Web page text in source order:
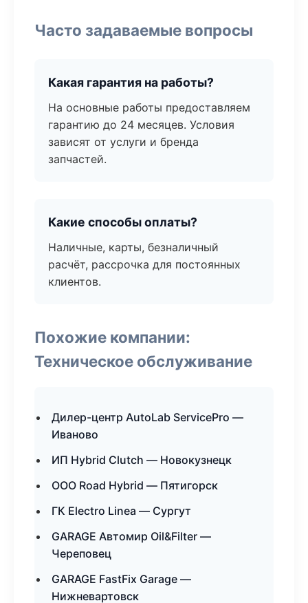
Часто задаваемые вопросы
Какая гарантия на работы?
На основные работы предоставляем
гарантию до 24 месяцев. Условия
зависят от услуги и бренда
запчастей.
Какие способы оплаты?
Наличные, карты, безналичный
расчёт, рассрочка для постоянных
клиентов.
Похожие компании:
Техническое обслуживание
Дилер-центр AutoLab ServicePro —
Иваново
ИП Hybrid Clutch — Новокузнецк
ООО Road Hybrid — Пятигорск
ГК Electro Linea — Сургут
GARAGE Автомир Oil&Filter —
Череповец
GARAGE FastFix Garage —
Нижневартовск